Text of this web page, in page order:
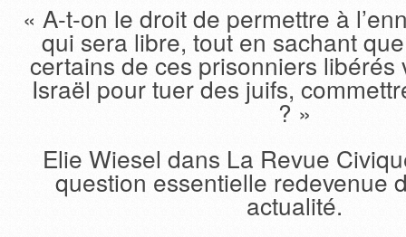
« A-t-on le droit de permettre à
qui sera libre, tout en sachant
certains de ces prisonniers libérés
Israël pour tuer des juifs,
? »
Elie Wiesel dans La Revue
question essentielle redevenue
actualité.